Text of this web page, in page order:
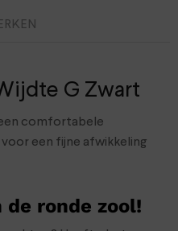
G Zwart
comfortabele
een fijne afwikkeling
ronde zool!